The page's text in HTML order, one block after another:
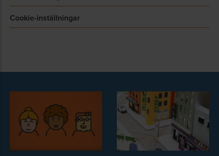
Cookie-inställningar